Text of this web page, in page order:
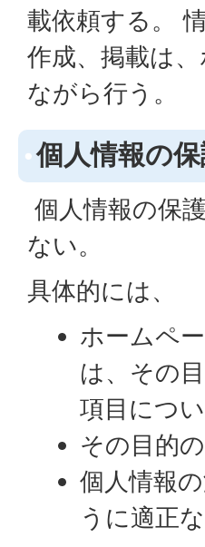
載依頼する。
作成、掲載は
ながら行う。
個人情報の
個人情報の保
ない。
具体的には、
ホームペ
は、その
項目につ
その目的
個人情報
うに適正